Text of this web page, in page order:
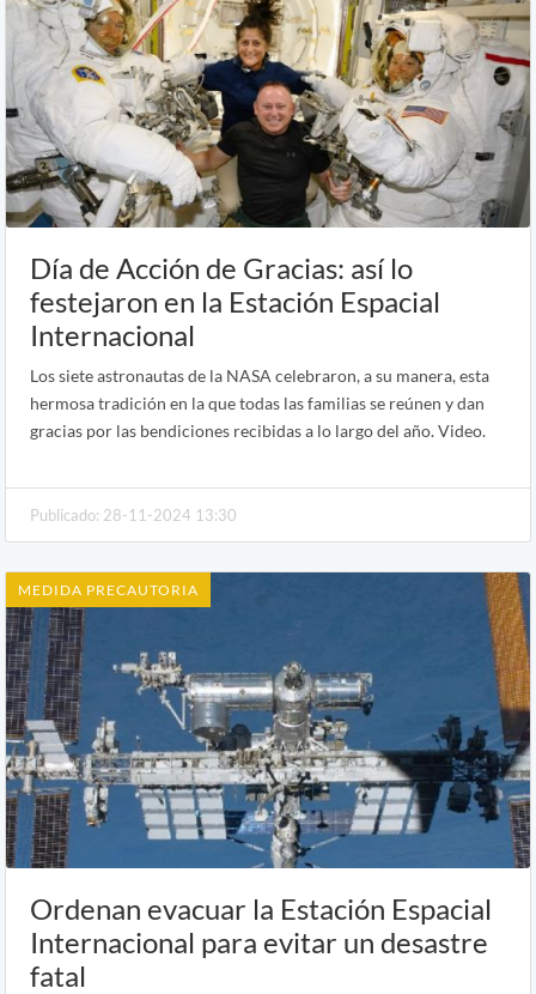
Día de Acción de Gracias: así lo
festejaron en la Estación Espacial
Internacional
Los siete astronautas de la NASA celebraron, a su manera, esta
hermosa tradición en la que todas las familias se reúnen y dan
gracias por las bendiciones recibidas a lo largo del año. Video.
Publicado: 28-11-2024 13:30
MEDIDA PRECAUTORIA
Ordenan evacuar la Estación Espacial
Internacional para evitar un desastre
fatal